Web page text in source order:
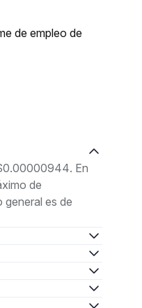
de empleo de
En
de
es de